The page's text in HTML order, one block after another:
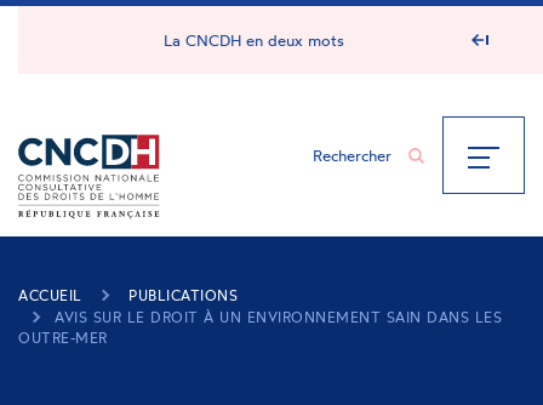
Panneau de gestion des cookies
La CNCDH en deux mots
ACCUEIL
PUBLICATIONS
AVIS SUR LE DROIT À UN ENVIRONNEMENT SAIN DANS LES
OUTRE-MER